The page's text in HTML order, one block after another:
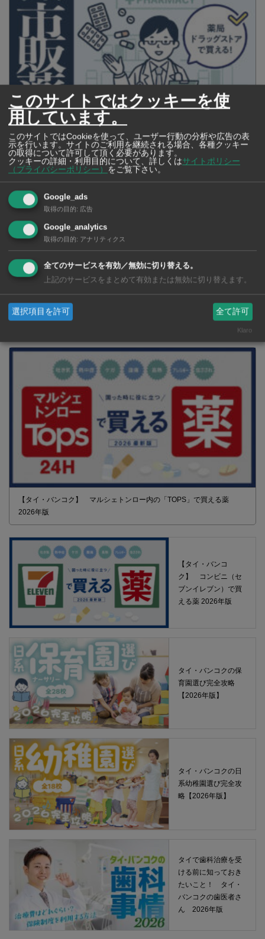
タイの薬いろいろ【タイ・バンコク】 薬局・ドラッグストアで買える
市販薬 2026年最新版！
2026年版 タイの鉄道事情 電車でGO！
【タイ・バンコク】 マルシェトンロー内の「TOPS」で買える薬
2026年版
【タイ・バンコ
ク】 コンビニ（セ
ブンイレブン）で買
える薬 2026年版
タイ・バンコクの保
育園選び完全攻略
【2026年版】
タイ・バンコクの日
系幼稚園選び完全攻
略【2026年版】
タイで歯科治療を受
ける前に知っておき
たいこと！ タイ・
バンコクの歯医者さ
ん 2026年版
このサイトではクッキーを使
用しています。
このサイトではCookieを使って、ユーザー行動の分析や広告の表
示を行います。サイトのご利用を継続される場合、各種クッキー
の取得について許可して頂く必要があります。
クッキーの詳細・利用目的について、詳しくはサイトポリシー
（プライバシーポリシー）
をご覧下さい。
Google_ads
取得の目的: 広告
Google_analytics
取得の目的: アナリティクス
全てのサービスを有効／無効に切り替える。
上記のサービスをまとめて有効または無効に切り替えます。
選択項目を許可 全て許可
Klaro